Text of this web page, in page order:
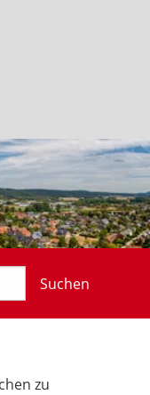
Suchen
zu